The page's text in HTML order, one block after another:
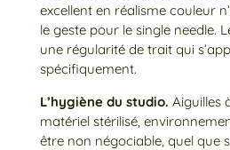
excellent en réalisme couleur
le geste pour le single needle.
une régularité de trait qui
spécifiquement.
L’hygiène du studio. Aiguilles
matériel stérilisé,
être non négociable, quel que